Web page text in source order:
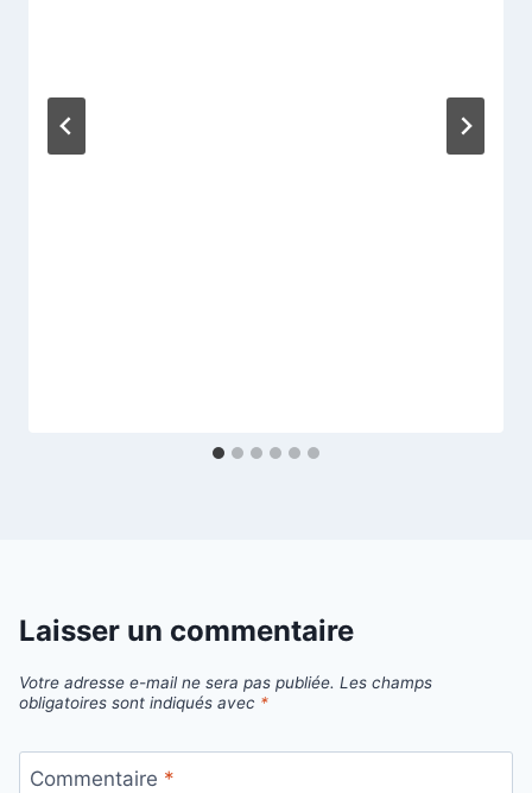
Laisser un commentaire
Votre adresse e-mail ne sera pas publiée. Les champs
obligatoires sont indiqués avec *
Commentaire *